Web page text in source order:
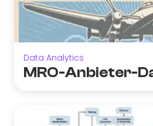
Data Analytics
MRO-Anbieter-